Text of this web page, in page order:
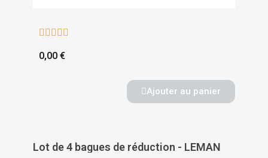
    
0,00 €
Ajouter au panier
Lot de 4 bagues de réduction - LEMAN